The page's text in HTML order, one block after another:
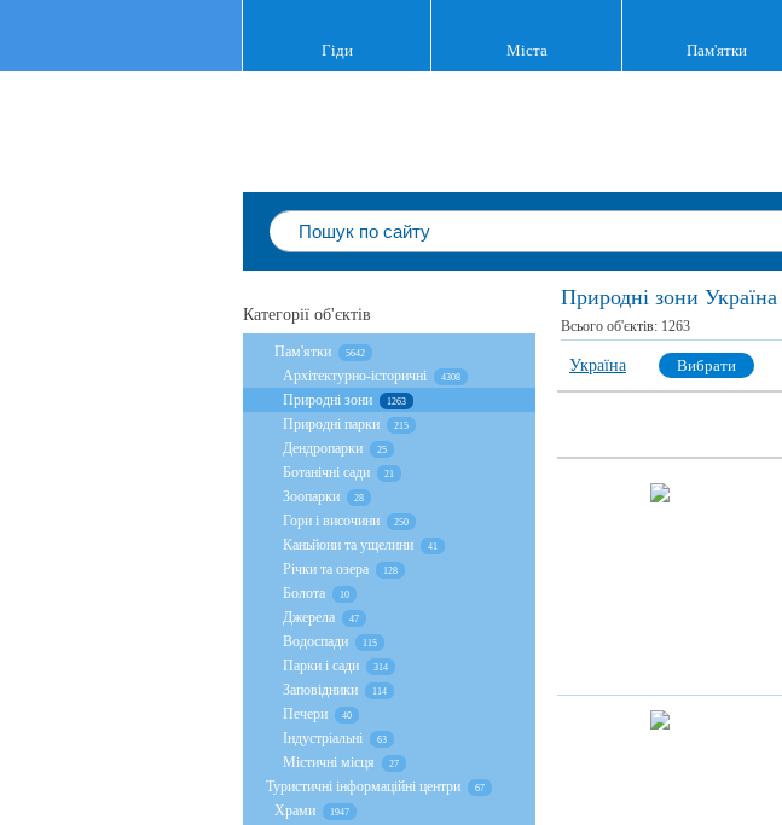
Гіди Міста Пам'ятки
Природні зони Україна
Всього об'єктів: 1263
Україна Вибрати
Категорії об'єктів
Пам'ятки 5642
Архітектурно-історичні 4308
Природні зони 1263
Природні парки 215
Дендропарки 25
Ботанічні сади 21
Зоопарки 28
Гори і височини 250
Каньйони та ущелини 41
Річки та озера 128
Болота 10
Джерела 47
Водоспади 115
Парки і сади 314
Заповідники 114
Печери 40
Індустріальні 63
Містичні місця 27
Туристичні інформаційні центри 67
Храми 1947